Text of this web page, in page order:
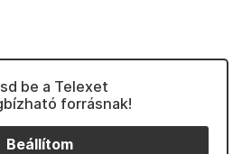
be a Telexet
forrásnak!
Beállítom